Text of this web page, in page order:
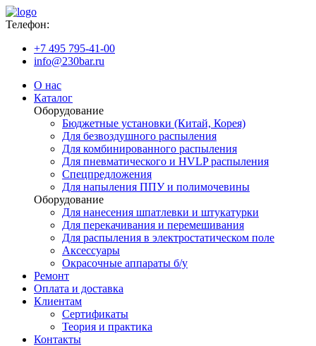
Телефон:
+7 495 795-41-00
info@230bar.ru
О нас
Каталог
Оборудование
Бюджетные установки (Китай, Корея)
Для безвоздушного распыления
Для комбинированного распыления
Для пневматического и HVLP распыления
Спецпредложения
Для напыления ППУ и полимочевины
Оборудование
Для нанесения шпатлевки и штукатурки
Для перекачивания и перемешивания
Для распыления в электростатическом поле
Аксессуары
Окрасочные аппараты б/у
Ремонт
Оплата и доставка
Клиентам
Сертификаты
Теория и практика
Контакты